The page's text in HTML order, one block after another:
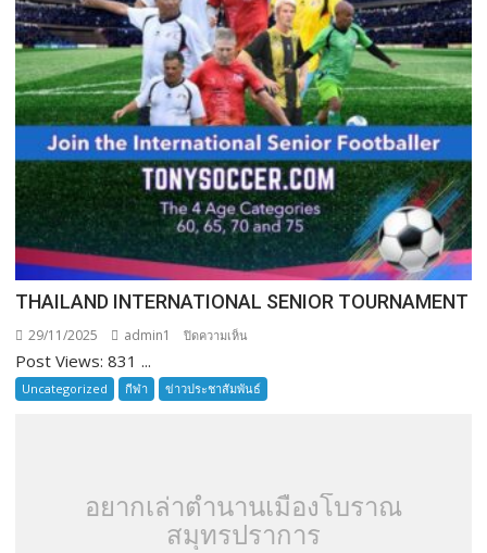
THAILAND INTERNATIONAL SENIOR TOURNAMENT
29/11/2025 admin1 ปิดความเห็น
INTERNATIONAL
SENIOR
Post Views: 831 ...
Uncategorized กีฬา ข่าวประชาสัมพันธ์
อยากเล่าตำนานเมืองโบราณ
สมุทรปราการ